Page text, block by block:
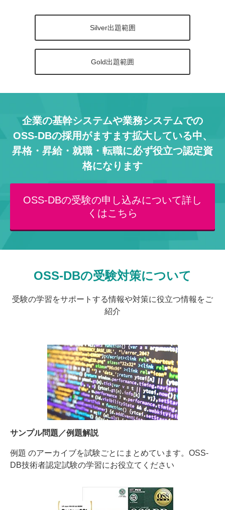
Silver出題範囲
Gold出題範囲
企業の基幹システムや業務システムでの
OSS-DBの採用がますます拡大している中、
昇格・昇給・就職・転職に必ず役立つ認定資
格になります
OSS-DBの受験の申し込みについて詳し
くはこちら
OSS-DBの受験対策について
受験の学習をサポートする情報や対策に役立つ情報をご
紹介
サンプル問題／例題解説
例題 のアーカイブを試験ごとにまとめています。OSS-
DB技術者認定試験の学習にお役立てください